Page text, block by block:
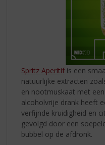
Spritz Aperitifis een
natuurlijke extracten
en nootmuskaat met
alcoholvrije drank heeft
verfijnde kruidigheid en
gevolgd door een
bubbel op de afdronk.